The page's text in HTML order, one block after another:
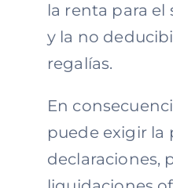
la renta para
y la no
regalías.
En
puede exigir la
declaraciones,